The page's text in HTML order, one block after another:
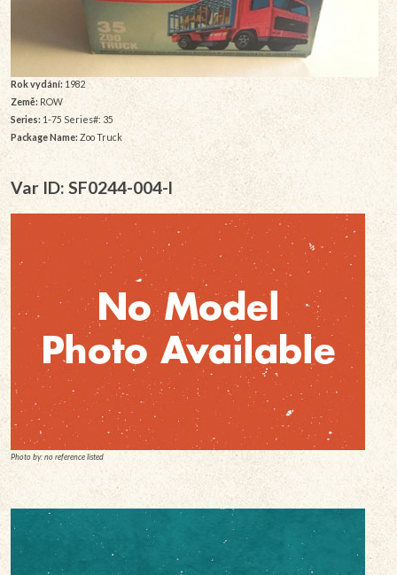
Rok vydání: 1982
Země: ROW
Series: 1-75 Series#: 35
Package Name:Zoo Truck
Var ID: SF0244-004-l
Photo by: no reference listed